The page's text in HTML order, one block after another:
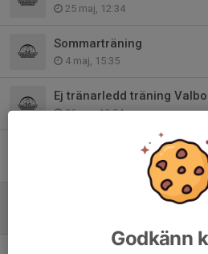
25 maj, 12:34
Sommarträning
4 maj, 15:35
Ej tränarledd träning
26 apr, 19:04
Tävling - Haparanda open
Tävling - Sävast vårpoolen
Godkänn